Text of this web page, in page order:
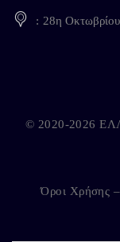
28η
© 2020-2026
Όροι Χρήσης